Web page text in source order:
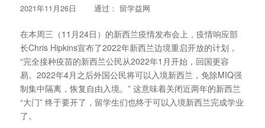
2021年11月26日 通过： 留学益网
在本周三（11月24日）的新西兰疫情发布会上，疫情响应部
长Chris Hipkins宣布了2022年新西兰边境重启开放的计划，
“完全接种疫苗的新西兰公民从2022年1月开始，回国更容
易。2022年4月之后外国公民将可以入境新西兰，免除MIQ强
制集中隔离，恢复自由入境。” 这意味着关闭近两年的新西兰
“大门” 终于要开了，留学生们也终于可以入境新西兰完成学业
了。